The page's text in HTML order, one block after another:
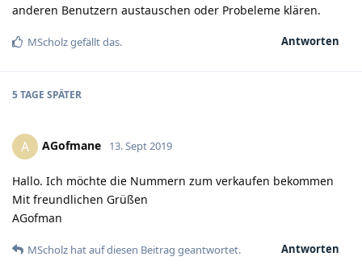
anderen Benutzern austauschen oder Probeleme klären.
Antworten
MScholzgefällt das.
5 TAGE SPÄTER
A AGofmane 13. Sept 2019
Hallo. Ich möchte die Nummern zum verkaufen bekommen
Mit freundlichen Grüßen
AGofman
Antworten
MScholz hatauf diesen Beitrag geantwortet.